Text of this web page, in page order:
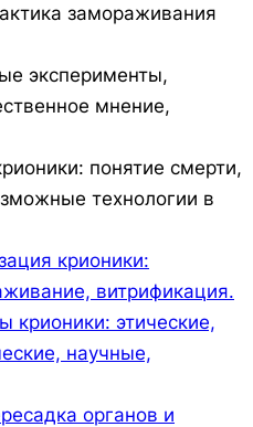
замораживания
эксперименты,
мнение,
понятие смерти,
технологии в
крионики:
витрификация.
крионики: этические,
научные,
органов и